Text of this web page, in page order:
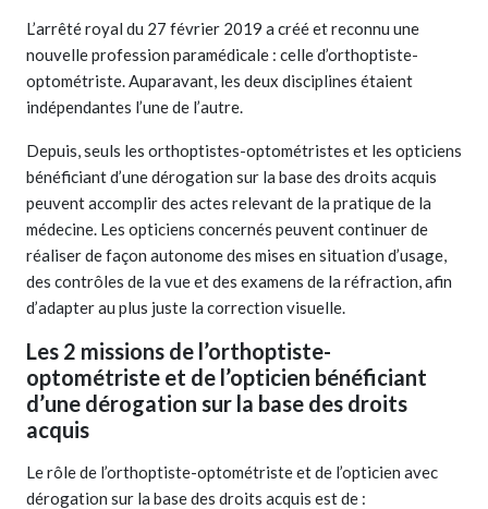
L’arrêté royal du 27 février 2019 a créé et reconnu une
nouvelle profession paramédicale : celle d’orthoptiste-
optométriste. Auparavant, les deux disciplines étaient
indépendantes l’une de l’autre.
Depuis, seuls les orthoptistes-optométristes et les opticiens
bénéficiant d’une dérogation sur la base des droits acquis
peuvent accomplir des actes relevant de la pratique de la
médecine. Les opticiens concernés peuvent continuer de
réaliser de façon autonome des mises en situation d’usage,
des contrôles de la vue et des examens de la réfraction, afin
d’adapter au plus juste la correction visuelle.
Les 2 missions de l’orthoptiste-
optométriste et de l’opticien bénéficiant
d’une dérogation sur la base des droits
acquis
Le rôle de l’orthoptiste-optométriste et de l’opticien avec
dérogation sur la base des droits acquis est de :